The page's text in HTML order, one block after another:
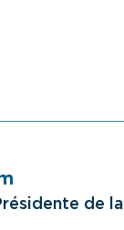
de la